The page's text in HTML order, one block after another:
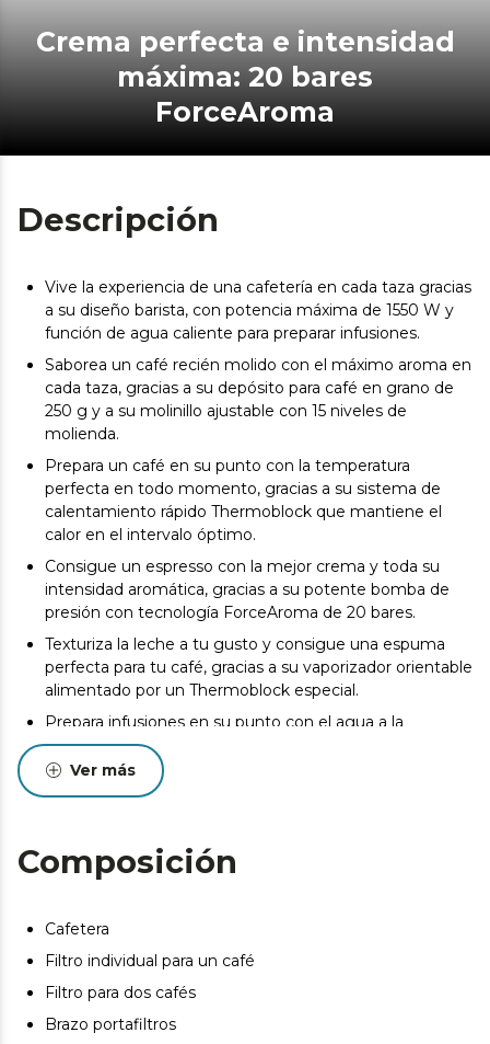
Crema perfecta e intensidad
máxima: 20 bares
ForceAroma
Descripción
Vive la experiencia de una cafetería en cada taza gracias
a su diseño barista, con potencia máxima de 1550 W y
función de agua caliente para preparar infusiones.
Saborea un café recién molido con el máximo aroma en
cada taza, gracias a su depósito para café en grano de
250 g y a su molinillo ajustable con 15 niveles de
molienda.
Prepara un café en su punto con la temperatura
perfecta en todo momento, gracias a su sistema de
calentamiento rápido Thermoblock que mantiene el
calor en el intervalo óptimo.
Consigue un espresso con la mejor crema y toda su
intensidad aromática, gracias a su potente bomba de
presión con tecnología ForceAroma de 20 bares.
Texturiza la leche a tu gusto y consigue una espuma
perfecta para tu café, gracias a su vaporizador orientable
alimentado por un Thermoblock especial.
Prepara infusiones en su punto con el agua a la
temperatura ideal, gracias a su conducto de salida de
agua caliente.
Logra más rapidez en cada preparación haciendo uno o
doble salida y a sus dos filtros incluidos.
Disfruta de mayor autonomía en cada uso gracias a su
Ver más
Composición
Cafetera
Filtro individual para un café
Filtro para dos cafés
Brazo portafiltros